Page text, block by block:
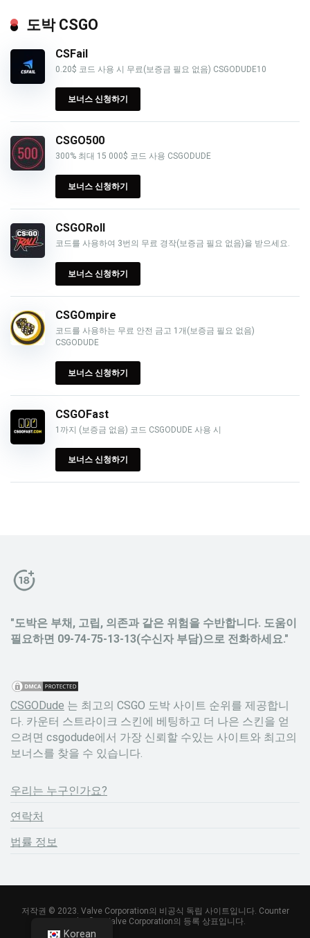
도박 CSGO
CSFail
0.20$ 코드 사용 시 무료(보증금 필요 없음) CSGODUDE10
보너스 신청하기
CSGO500
300% 최대 15 000$ 코드 사용 CSGODUDE
보너스 신청하기
CSGORoll
코드를 사용하여 3번의 무료 경작(보증금 필요 없음)을 받으세요.
보너스 신청하기
CSGOmpire
코드를 사용하는 무료 안전 금고 1개(보증금 필요 없음)
CSGODUDE
보너스 신청하기
CSGOFast
1까지 (보증금 없음) 코드 CSGODUDE 사용 시
보너스 신청하기
"도박은 부채, 고립, 의존과 같은 위험을 수반합니다. 도움이
필요하면 09-74-75-13-13(수신자 부담)으로 전화하세요."
CSGODude 는 최고의 CSGO 도박 사이트 순위를 제공합니
다. 카운터 스트라이크 스킨에 베팅하고 더 나은 스킨을 얻
으려면 csgodude에서 가장 신뢰할 수있는 사이트와 최고의
보너스를 찾을 수 있습니다.
우리는 누구인가요?
연락처
법률 정보
저작권 © 2023. Valve Corporation의 비공식 독립 사이트입니다. Counter
Strike ®는 Valve Corporation의 등록 상표입니다.
Korean